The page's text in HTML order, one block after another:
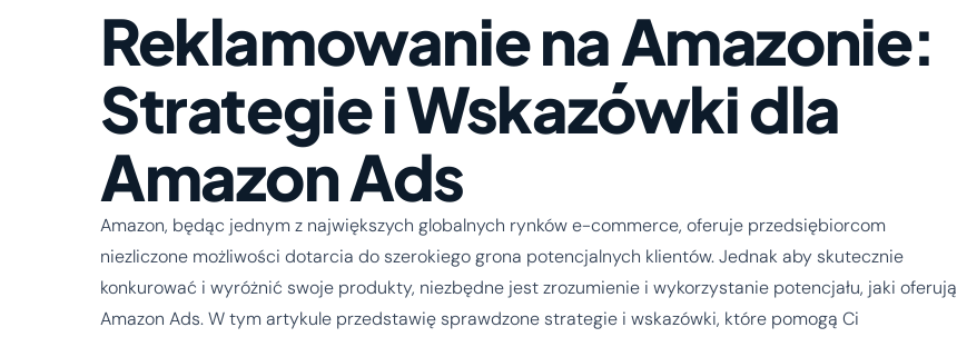
Reklamowanie na Amazonie:
Strategie i Wskazówki dla
Amazon Ads
Amazon, będąc jednym z największych globalnych rynków e-commerce, oferuje przedsiębiorcom
niezliczone możliwości dotarcia do szerokiego grona potencjalnych klientów. Jednak aby skutecznie
konkurować i wyróżnić swoje produkty, niezbędne jest zrozumienie i wykorzystanie potencjału, jaki oferują
Amazon Ads. W tym artykule przedstawię sprawdzone strategie i wskazówki, które pomogą Ci